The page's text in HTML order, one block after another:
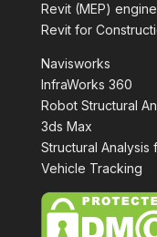
Revit (MEP)
Revit for
Navisworks
InfraWorks 360
Robot Structural
3ds Max
Structural Analysis
Vehicle Tracking